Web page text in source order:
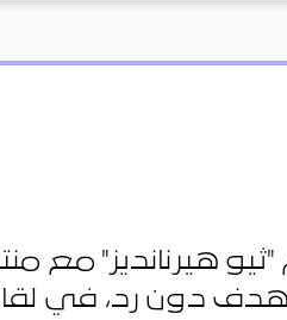
هيرنانديز" مع